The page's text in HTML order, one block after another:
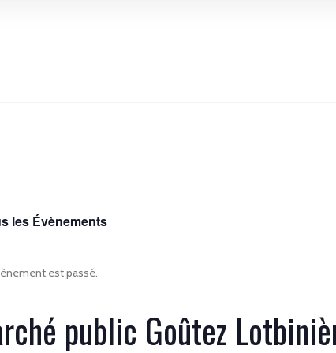
les Évènements
est passé.
public Goûtez